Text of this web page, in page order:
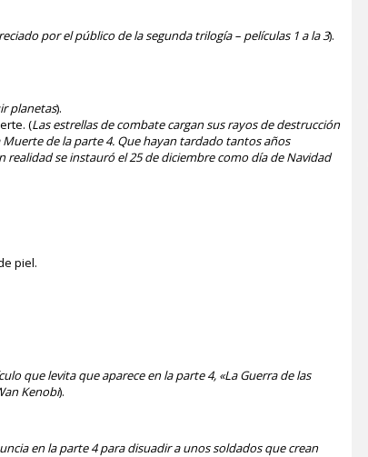
por el público de la segunda trilogía – películas 1 a la 3).
planetas).
(Las estrellas de combate cargan sus rayos de destrucción
de la parte 4. Que hayan tardado tantos años
realidad se instauró el 25 de diciembre como día de Navidad
piel.
que levita que aparece en la parte 4, «La Guerra de las
Kenobi).
en la parte 4 para disuadir a unos soldados que crean